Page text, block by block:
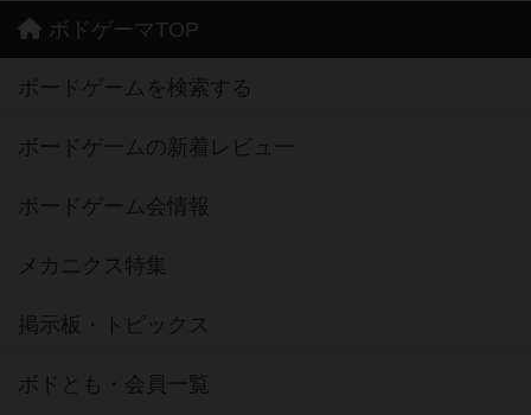
ボドゲーマTOP
ボードゲームを検索する
ボードゲームの新着レビュー
ボードゲーム会情報
メカニクス特集
掲示板・トピックス
ボドとも・会員一覧